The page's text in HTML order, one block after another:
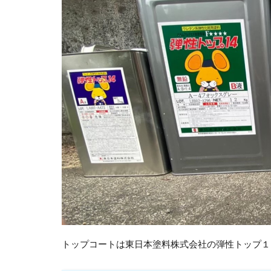
トップコートは東日本塗料株式会社の弾性トップ